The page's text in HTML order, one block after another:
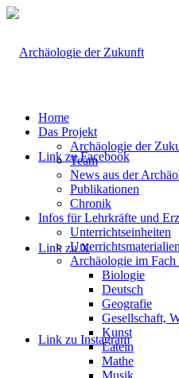
Link zu Facebook
Link zu X
Link zu Instagram
Home
Das Projekt
Archäologie der
Team
News aus der
Publikationen
Chronik
Infos für Lehrkräfte und
Unterrichtseinheiten
Unterrichtsmaterialien
Archäologie im
Biologie
Deutsch
Geografie
Gesellschaft,
Kunst
Latein
Mathe
Musik